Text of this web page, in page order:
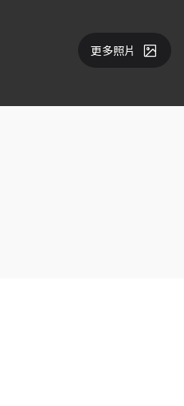
更多照片